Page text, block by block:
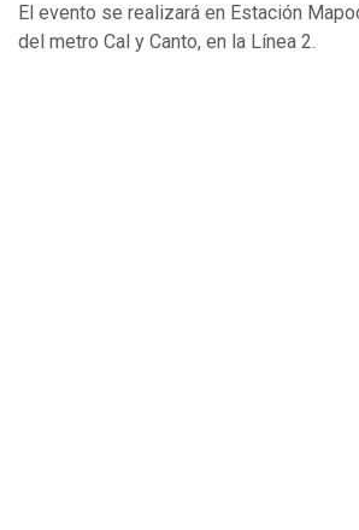
El evento se realizará en Estación
del metro Cal y Canto, en la Línea 2.